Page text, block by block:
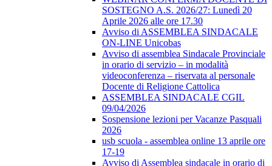
SOSTEGNO A.S. 2026/27: Lunedì 20
Aprile 2026 alle ore 17.30
Avviso di ASSEMBLEA SINDACALE
ON-LINE Unicobas
Avviso di assemblea Sindacale Provinciale
in orario di servizio – in modalità
videoconferenza – riservata al personale
Docente di Religione Cattolica
ASSEMBLEA SINDACALE CGIL
09/04/2026
Sospensione lezioni per Vacanze Pasquali
2026
usb scuola - assemblea online 13 aprile ore
17-19
Avviso di Assemblea sindacale in orario di